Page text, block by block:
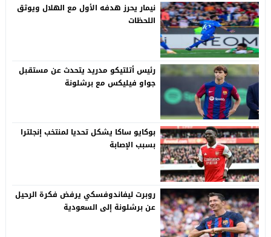
نيمار يحرز هدفه الأول مع الهلال ويوثق
اللحظات
رئيس أتلتيكو مدريد يتحدث عن مستقبل
جواو فيليكس مع برشلونة
بوكايو ساكا يشكل تحديا لمنتخب إنجلترا
بسبب الإصابة
روبرت ليفاندوفسكي يرفض فكرة الرحيل
عن برشلونة إلى السعودية